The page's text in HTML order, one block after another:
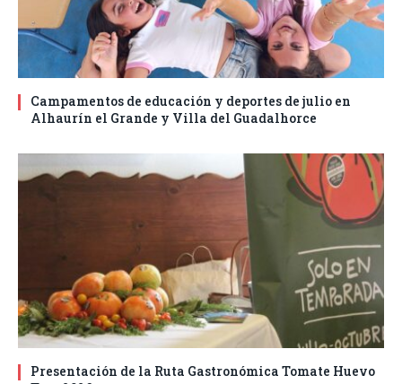
Campamentos de educación y deportes de julio en
Alhaurín el Grande y Villa del Guadalhorce
Presentación de la Ruta Gastronómica Tomate Huevo